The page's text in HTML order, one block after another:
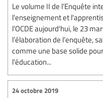
Le volume II de l’Enquête
l'enseignement et
l’OCDE aujourd'hui, le 23
l’élaboration de l’enquête,
comme une base solide
l'éducation...
24 octobre 2019